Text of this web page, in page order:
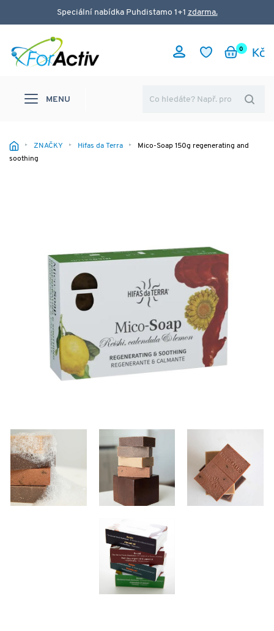
Speciální nabídka Puhdistamo 1+1 zdarma.
0
MENU
ZNAČKY Hifas da Terra
Mico-Soap 150g regenerating and
soothing